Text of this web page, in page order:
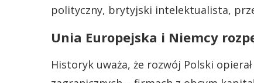
polityczny, brytyjski intelektualista,
Unia Europejska i Niemcy
Historyk uważa, że rozwój Polski